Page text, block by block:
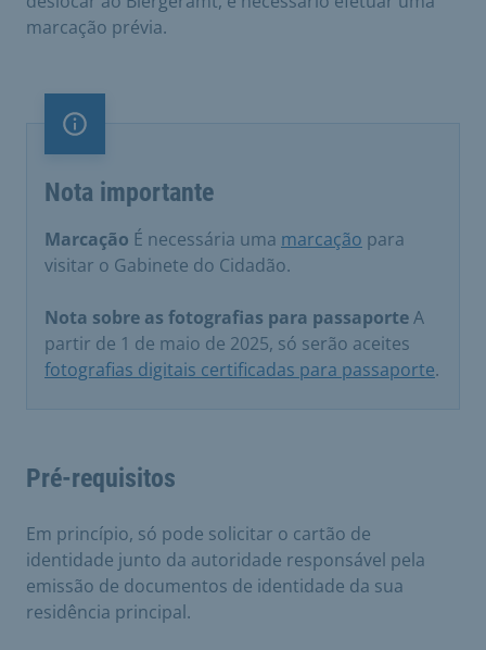
marcação prévia.
Nota importante
Nota importante
Marcação É necessária uma marcação para
visitar o Gabinete do Cidadão.
Nota sobre as fotografias para passaporteA
partir de 1 de maio de 2025, só serão aceites
fotografias digitais certificadas para passaporte.
Pré-requisitos
Em princípio, só pode solicitar o cartão de
identidade junto da autoridade responsável pela
emissão de documentos de identidade da sua
residência principal.